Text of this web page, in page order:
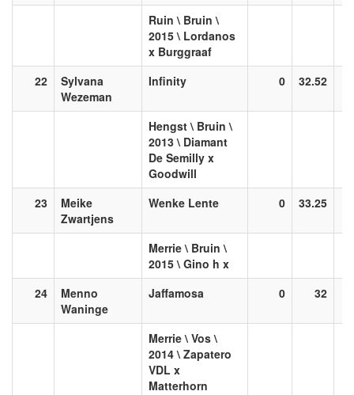
Ruin \ Bruin \
2015 \ Lordanos
x Burggraaf
22
Sylvana
Wezeman
Infinity 0 32.52
Hengst \ Bruin \
2013 \ Diamant
De Semilly x
Goodwill
23
Meike
Zwartjens
Wenke Lente 0 33.25
Merrie \ Bruin \
2015 \ Gino h x
24
Menno
Waninge
Jaffamosa 0 32
Merrie \ Vos \
2014 \ Zapatero
VDL x
Matterhorn